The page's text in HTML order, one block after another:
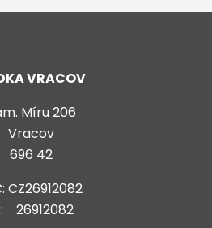
VRACOV
Míru 206
Vracov
696 42
CZ26912082
26912082